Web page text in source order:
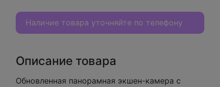
Наличие товара уточняйте по телефону
Описание товара
Обновленная панорамная экшен-камера с